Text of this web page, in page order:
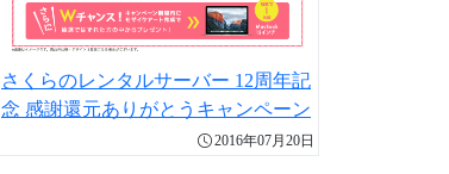
さくらのレンタルサーバー 12周年記
念 感謝還元ありがとうキャンペーン
2016年07月20日